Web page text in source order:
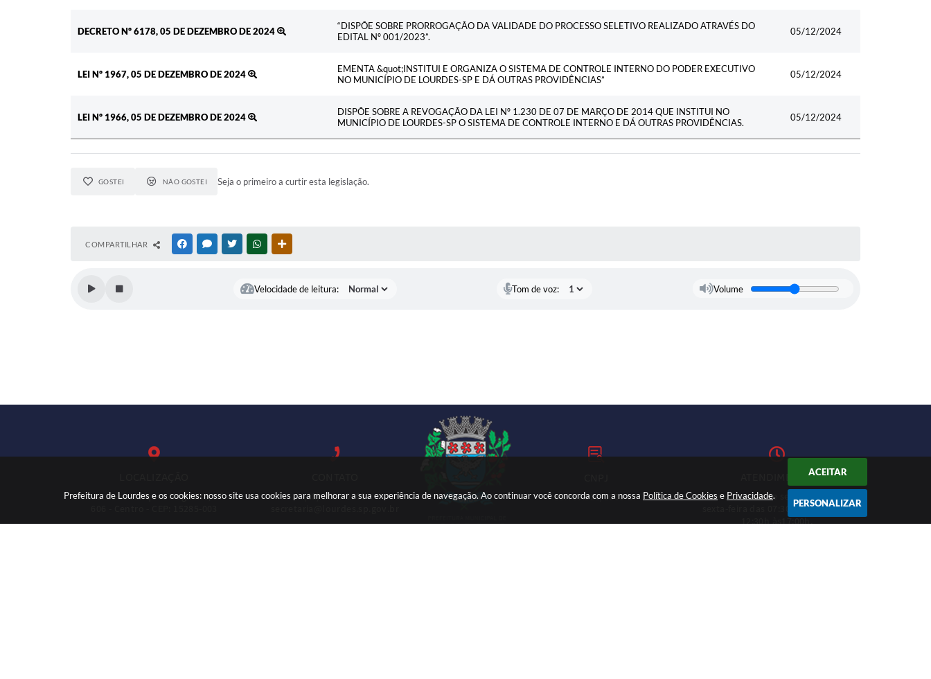
Prefeitura de Lourdes e os cookies: nosso site usa cookies para melhorar a sua experiência de navegação. Ao continuar você concorda com a nossa Política de Cookies e Privacidade.
ACEITAR
PERSONALIZAR
DECRETO Nº 6178, 05 DE DEZEMBRO DE 2024
“DISPÕE SOBRE PRORROGAÇÃO DA VALIDADE DO PROCESSO SELETIVO REALIZADO ATRAVÉS DO
EDITAL Nº 001/2023”.
05/12/2024
LEI Nº 1967, 05 DE DEZEMBRO DE 2024
EMENTA &quot;INSTITUI E ORGANIZA O SISTEMA DE CONTROLE INTERNO DO PODER EXECUTIVO
NO MUNICÍPIO DE LOURDES-SP E DÁ OUTRAS PROVIDÊNCIAS”
05/12/2024
LEI Nº 1966, 05 DE DEZEMBRO DE 2024
DISPÕE SOBRE A REVOGAÇÃO DA LEI Nº 1.230 DE 07 DE MARÇO DE 2014 QUE INSTITUI NO
MUNICÍPIO DE LOURDES-SP O SISTEMA DE CONTROLE INTERNO E DÁ OUTRAS PROVIDÊNCIAS.
05/12/2024
GOSTEI NÃO GOSTEI Seja o primeiro a curtir esta legislação.
COMPARTILHAR FACEBOOKMESSENGER
TWITTERWHATSAPP
Velocidade de leitura: Tom de voz: Volume
Rua: José Marques Nogueira, nº
(18) 3699-9000
59.767.921/0001-27
ATENDIMENTO
Atendimento de segunda-feira a
sexta-feira das 07:30h às 11h e das
12:30h às17:00h.